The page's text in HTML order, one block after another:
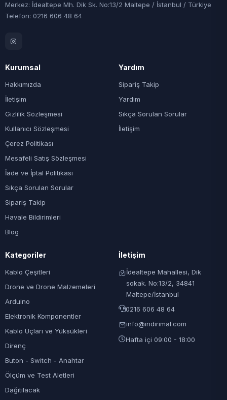
Merkez: İdealtepe Mh. Dik Sk. No:13/2 Maltepe / İstanbul / Türkiye
Telefon: 0216 606 48 64
Kurumsal
Hakkımızda
İletişim
Gizlilik Sözleşmesi
Kullanıcı Sözleşmesi
Çerez Politikası
Mesafeli Satış Sözleşmesi
İade ve İptal Politikası
Sıkça Sorulan Sorular
Sipariş Takip
Havale Bildirimleri
Blog
Yardım
Sipariş Takip
Yardım
Sıkça Sorulan Sorular
İletişim
Kategoriler
Kablo Çeşitleri
Drone ve Drone Malzemeleri
Arduino
Elektronik Komponentler
Kablo Uçları ve Yüksükleri
Direnç
Buton - Switch - Anahtar
Ölçüm ve Test Aletleri
Dağıtılacak
İletişim
İdealtepe Mahallesi, Dik
sokak. No:13/2, 34841
Maltepe/İstanbul
0216 606 48 64
info@indirimal.com
Hafta içi 09:00 - 18:00